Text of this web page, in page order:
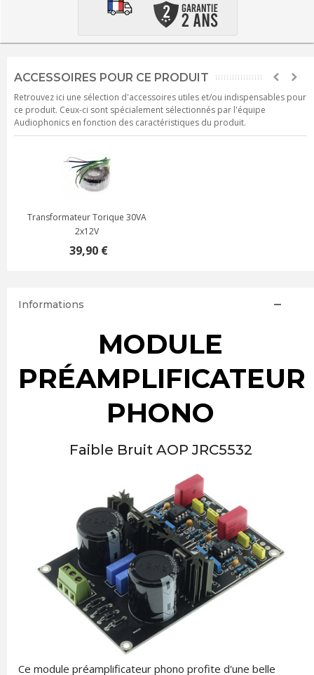
ACCESSOIRES POUR CE PRODUIT
Retrouvez ici une sélection d'accessoires utiles et/ou indispensables pour
ce produit. Ceux-ci sont spécialement sélectionnés par l'équipe
Audiophonics en fonction des caractéristiques du produit.
Transformateur Torique 30VA
2x12V
39,90 €
Informations
MODULE
PRÉAMPLIFICATEUR
PHONO
Faible Bruit AOP JRC5532
Ce module préamplificateur phono profite d'une belle